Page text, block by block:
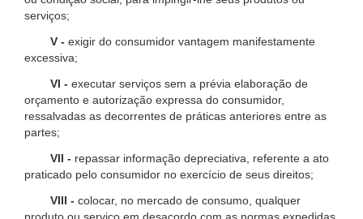
serviços;
V - exigir do consumidor vantagem manifestamente
excessiva;
VI - executar serviços sem a prévia elaboração de
orçamento e autorização expressa do consumidor,
ressalvadas as decorrentes de práticas anteriores entre as
partes;
VII - repassar informação depreciativa, referente a ato
praticado pelo consumidor no exercício de seus direitos;
VIII - colocar, no mercado de consumo, qualquer